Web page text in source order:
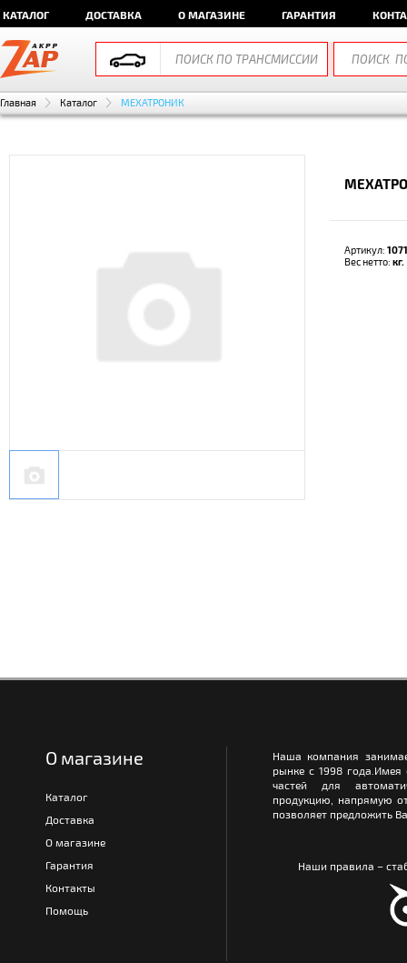
КАТАЛОГ ДОСТАВКА О МАГАЗИНЕ ГАРАНТИЯ
Главная Каталог МЕХАТРОНИК
Артикул:
Вес нетто: кг.
О магазине
Каталог
Доставка
О магазине
Гарантия
Контакты
Помощь
Наша компания
рынке с 1998
частей для
продукцию, напрямую
позволяет предложить
Наши правила –